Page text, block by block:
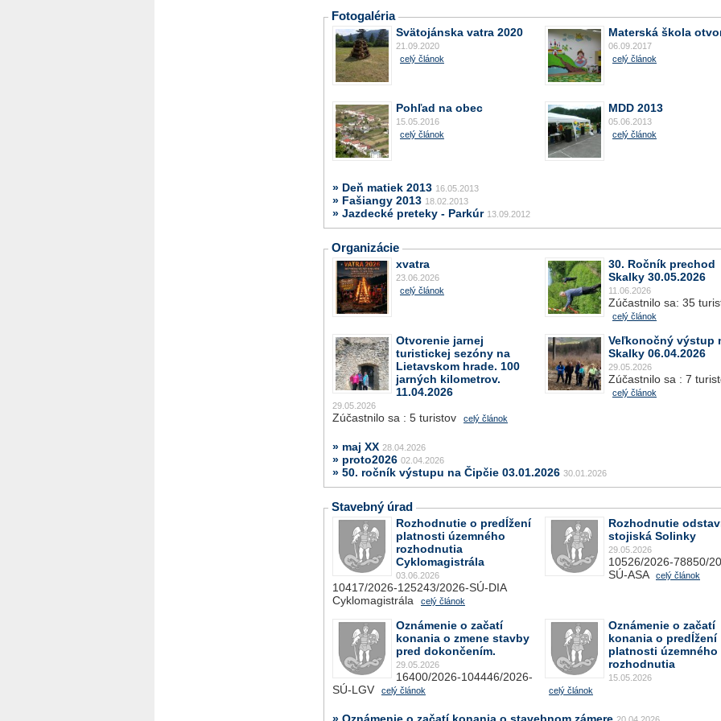
Fotogaléria
Svätojánska vatra 2020
21.09.2020
celý článok
Materská škola
06.09.2017
celý článok
Pohľad na obec
15.05.2016
celý článok
MDD 2013
05.06.2013
celý článok
» Deň matiek 2013 16.05.2013
» Fašiangy 2013 18.02.2013
» Jazdecké preteky - Parkúr 13.09.2012
Organizácie
xvatra
23.06.2026
celý článok
30. Ročník prechod
Skalky 30.05.2026
11.06.2026
Zúčastnilo sa: 35
celý článok
Otvorenie jarnej
turistickej sezóny na
Lietavskom hrade. 100
jarných kilometrov.
11.04.2026
29.05.2026
Zúčastnilo sa : 5 turistov celý článok
Veľkonočný výstup
Skalky 06.04.2026
29.05.2026
Zúčastnilo sa : 7
celý článok
» maj XX 28.04.2026
» proto2026 02.04.2026
» 50. ročník výstupu na Čipčie 03.01.2026 30.01.2026
Stavebný úrad
Rozhodnutie o predĺžení
platnosti územného
rozhodnutia
Cyklomagistrála
03.06.2026
10417/2026-125243/2026-SÚ-DIA
Cyklomagistrála
celý článok
Rozhodnutie
stojiská Solinky
29.05.2026
10526/2026-78850/
SÚ-ASA
celý článok
Oznámenie o začatí
konania o zmene stavby
pred dokončením.
29.05.2026
16400/2026-104446/2026-
SÚ-LGV
celý článok
Oznámenie o začatí
konania o predĺžení
platnosti územného
rozhodnutia
15.05.2026
celý článok
» Oznámenie o začatí konania o stavebnom zámere